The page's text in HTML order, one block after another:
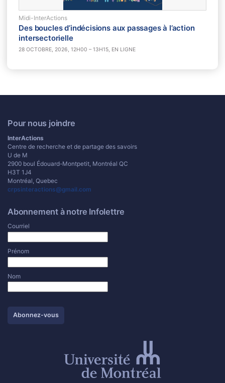
Midi-InterActions
Des boucles d’indécisions aux passages à l’action
intersectorielle
28 OCTOBRE, 2026, 12H00 – 13H15, EN LIGNE
Pour nous joindre
InterActions
Centre de recherche et de partage des savoirs
U de M
2900 boul Édouard-Montpetit, Montréal QC
H3T 1J4
Montréal, Quebec
crpsinteractions@gmail.com
Abonnement à notre Infolettre
Courriel
Prénom
Nom